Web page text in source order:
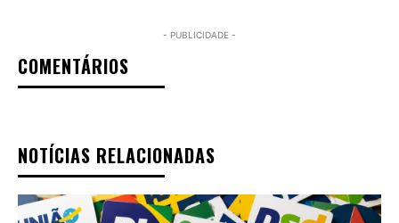
- PUBLICIDADE -
COMENTÁRIOS
NOTÍCIAS RELACIONADAS